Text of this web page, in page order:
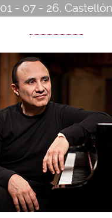
01 - 07 - 26, Castellón